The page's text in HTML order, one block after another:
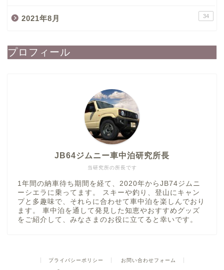
2021年8月 34
プロフィール
当研究所の所長です
JB64ジムニー車中泊研究所長
1年間の納車待ち期間を経て、2020年からJB74ジムニ
ーシエラに乗ってます。 スキーや釣り、登山にキャン
プと多趣味で、それらに合わせて車中泊を楽しんでおり
ます。 車中泊を通して発見した知恵やおすすめグッズ
をご紹介して、みなさまのお役に立てると幸いです。
プライバシーポリシー お問い合わせフォーム